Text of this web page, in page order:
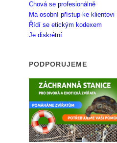
Chová se profesionálně
Má osobní přístup ke klientovi
Řídí se etickým kodexem
Je diskrétní
PODPORUJEME